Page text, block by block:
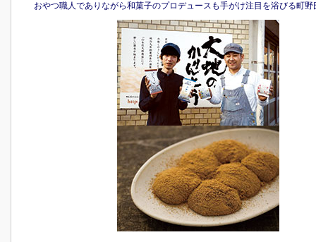
おやつ職人でありながら和菓子のプロデュースも手がけ注目を浴びる町野